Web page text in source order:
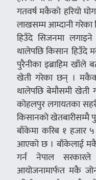
गतवर्ष मकैको हरियो
लाखसम्म आम्दानी गरेका
हिउँदे सिजनमा लगाइने
थालेपछि किसान हिउँदे
पुरैनीका इब्राहिम खाँले
खेती गरेका छन् । मकैको
थालेपछि बेमौसमी खेती
कोहलपुर लगायतका सहरी
किसानको खेतबारीसम्मै
बाँकेमा करिब १ हजार
आएको छ । बाँकेलाई
गर्न नेपाल सरकारले
आयोजनामार्फत मकै